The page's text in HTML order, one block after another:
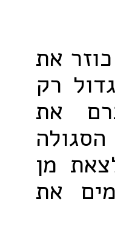
את
רק
את
מן
את